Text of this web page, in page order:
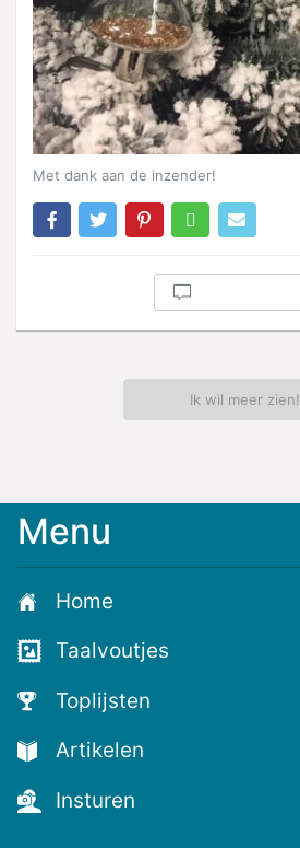
Met dank aan de inzender!
Ik wil meer zien!
Meld
voor
de
nieuwste
voutjes
en
de
voutste
nieuwtjes!
Menu
Home
Taalvoutjes
Toplijsten
Artikelen
Insturen